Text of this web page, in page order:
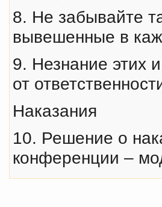
8. Не забывайте
вывешенные в
9. Незнание этих
от
Наказания
10. Решение о
конференции –